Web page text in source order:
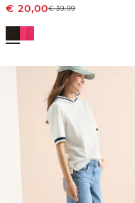
€ 20,00€39,99